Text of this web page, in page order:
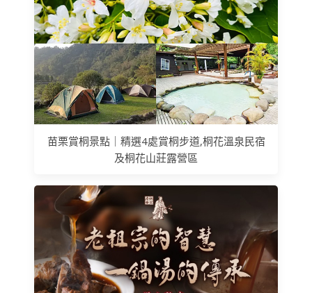
苗栗賞桐景點｜精選4處賞桐步道,桐花溫泉民宿
及桐花山莊露營區